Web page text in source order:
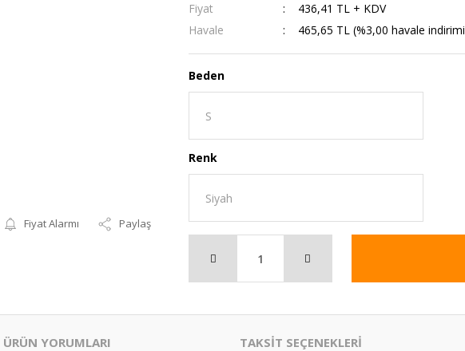
Fiyat Alarmı Paylaş
Fiyat
436,41 TL + KDV
Havale
465,65 TL (%3,00 havale
Beden
Renk
ÜRÜN YORUMLARI TAKSİT SEÇENEKLERİ